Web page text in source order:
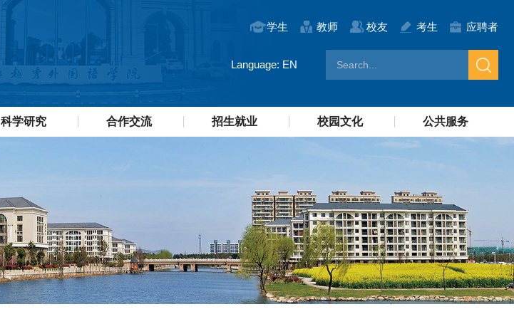
学生 教师 校友 考生 应聘者
Language: EN
科学研究 合作交流 招生就业 校园文化 公共服务